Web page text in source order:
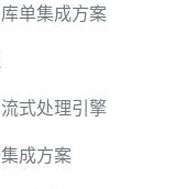
单集成方案
式处理引擎
成方案